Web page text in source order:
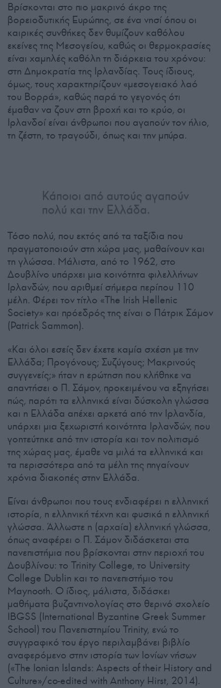
Βρίσκονται στο πιο μακρινό άκρο της
βορειοδυτικής Ευρώπης, σε ένα νησί όπου οι
καιρικές συνθήκες δεν θυμίζουν καθόλου
εκείνες της Μεσογείου, καθώς οι θερμοκρασίες
είναι χαμηλές καθόλη τη διάρκεια του χρόνου:
στη Δημοκρατία της Ιρλανδίας. Τους ίδιους,
όμως, τους χαρακτηρίζουν «μεσογειακό λαό
του Βορρά», καθώς παρά το γεγονός ότι
έμαθαν να ζουν στη βροχή και το κρύο, οι
Ιρλανδοί είναι άνθρωποι που αγαπούν τον ήλιο,
τη ζέστη, το τραγούδι, όπως και την μπύρα.
Κάποιοι από αυτούς αγαπούν
πολύ και την Ελλάδα.
Τόσο πολύ, που εκτός από τα ταξίδια που
πραγματοποιούν στη χώρα μας, μαθαίνουν και
τη γλώσσα. Μάλιστα, από το 1962, στο
Δουβλίνο υπάρχει μια κοινότητα φιλελλήνων
Ιρλανδών, που αριθμεί σήμερα περίπου 110
μέλη. Φέρει τον τίτλο «The Irish Hellenic
Society» και πρόεδρός της είναι ο Πάτρικ Σάμον
(Patrick Sammon).
«Και όλοι εσείς δεν έχετε καμία σχέση με την
Ελλάδα; Προγόνους; Συζύγους; Μακρινούς
συγγενείς;» ήταν η ερώτηση που κλήθηκε να
απαντήσει ο Π. Σάμον, προκειμένου να εξηγήσει
πώς, παρότι τα ελληνικά είναι δύσκολη γλώσσα
και η Ελλάδα απέχει αρκετά από την Ιρλανδία,
υπάρχει μια ξεχωριστή κοινότητα Ιρλανδών, που
γοητεύτηκε από την ιστορία και τον πολιτισμό
της χώρας μας, έμαθε να μιλά τα ελληνικά και
τα περισσότερα από τα μέλη της πηγαίνουν
χρόνια διακοπές στην Ελλάδα.
Είναι άνθρωποι που τους ενδιαφέρει η ελληνική
ιστορία, η ελληνική τέχνη και φυσικά η ελληνική
γλώσσα. Άλλωστε η (αρχαία) ελληνική γλώσσα,
όπως αναφέρει ο Π. Σάμον διδάσκεται στα
πανεπιστήμια που βρίσκονται στην περιοχή του
Δουβλίνου: το Trinity College, το University
College Dublin και το πανεπιστήμιο του
Maynooth. Ο ίδιος, μάλιστα, διδάσκει
μαθήματα βυζαντινολογίας στο θερινό σχολείο
IBGSS (International Byzantine Greek Summer
School) του Πανεπιστημίου Trinity, ενώ το
συγγραφικό του έργο περιλαμβάνει βιβλίο
αναφερόμενο στην ιστορία των Ιονίων νήσων
(«The Ionian Islands: Aspects of their History and
Culture»/co-edited with Anthony Hirst, 2014).